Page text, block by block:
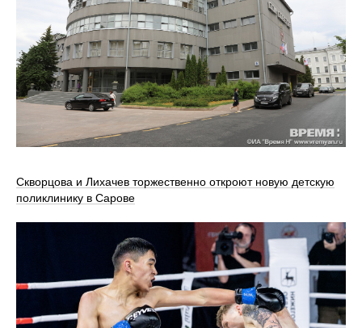
Скворцова и Лихачев торжественно откроют новую детскую
поликлинику в Сарове